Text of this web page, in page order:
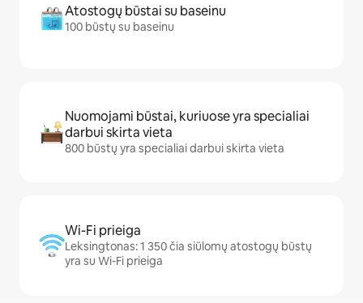
Atostogų būstai su baseinu
100 būstų su baseinu
Nuomojami būstai, kuriuose yra specialiai
darbui skirta vieta
800 būstų yra specialiai darbui skirta vieta
Wi-Fi prieiga
Leksingtonas: 1 350 čia siūlomų atostogų būstų
yra su Wi-Fi prieiga